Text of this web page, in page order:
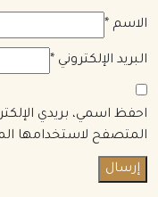
الاسم *
البريد الإلكتروني *
احفظ اسمي، بريدي
المتصفح لاستخدامها